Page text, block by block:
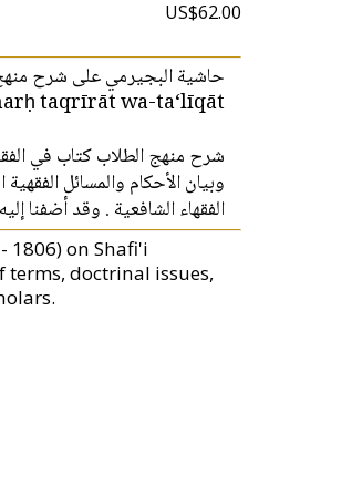
US$62.00
حاشية البجيرمي على شرح
taqrīrāt wa-ta‘līqāt
شرح منهج الطلاب كتاب في
وبيان الأحكام والمسائل
الفقهاء الشافعية . وقد أضفنا
1806) on Shafi'i
doctrinal issues,